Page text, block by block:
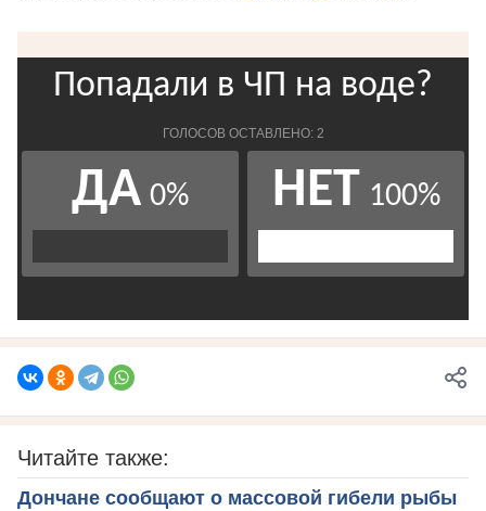
Читайте также:
Дончане сообщают о массовой гибели рыбы